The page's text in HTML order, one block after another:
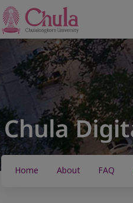
Home About FAQ